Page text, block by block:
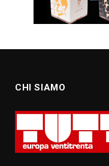
CHI SIAMO